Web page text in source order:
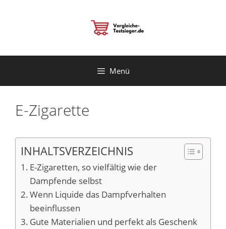
Menü
E-Zigarette
INHALTSVERZEICHNIS
E-Zigaretten, so vielfältig wie der
Dampfende selbst
Wenn Liquide das Dampfverhalten
beeinflussen
Gute Materialien und perfekt als Geschenk